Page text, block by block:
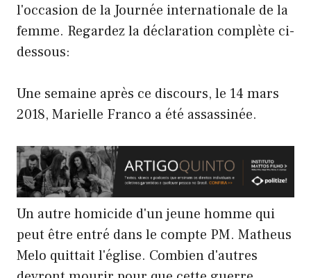
l'occasion de la Journée internationale de la
femme. Regardez la déclaration complète ci-
dessous:
Une semaine après ce discours, le 14 mars
2018, Marielle Franco a été assassinée.
Un autre homicide d'un jeune homme qui
peut être entré dans le compte PM. Matheus
Melo quittait l'église. Combien d'autres